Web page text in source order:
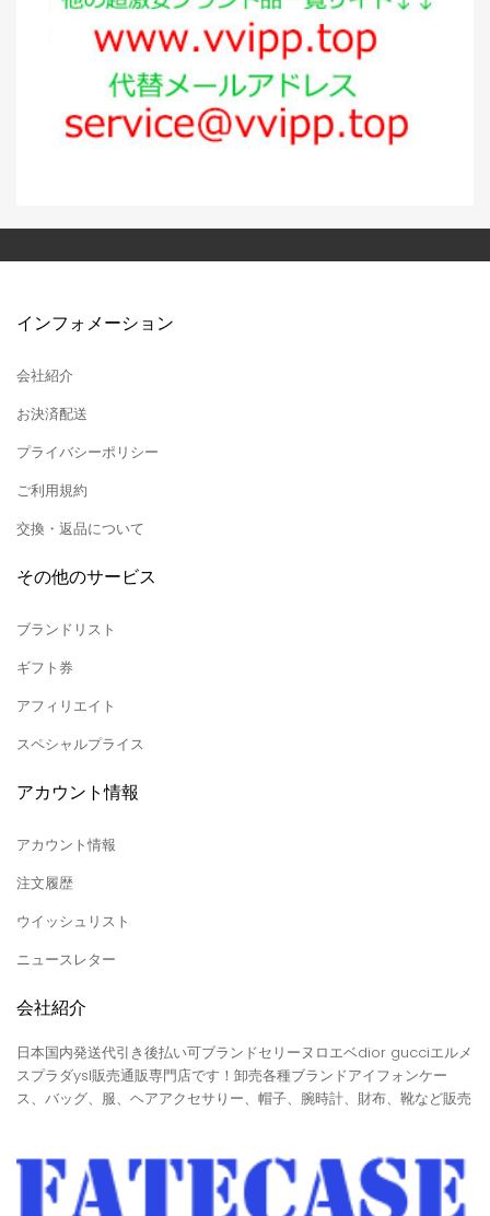
インフォメーション
会社紹介
お決済配送
プライバシーポリシー
ご利用規約
交換・返品について
その他のサービス
ブランドリスト
ギフト券
アフィリエイト
スペシャルプライス
アカウント情報
アカウント情報
注文履歴
ウイッシュリスト
ニュースレター
会社紹介
日本国内発送代引き後払い可ブランドセリーヌロエベdior gucciエルメ
スプラダysl販売通販専門店です！卸売各種ブランドアイフォンケー
ス、バッグ、服、ヘアアクセサりー、帽子、腕時計、財布、靴など販売